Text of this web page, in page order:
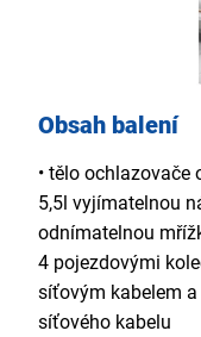
Obsah balení
• tělo ochlazovače
5,5l vyjímatelnou
odnímatelnou
4 pojezdovými
síťovým kabelem
síťového kabelu